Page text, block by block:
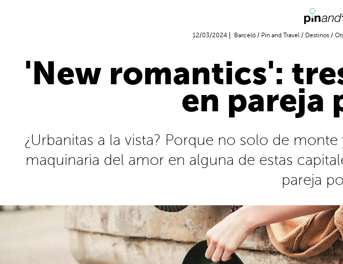
12/03/2024 Barceló / Pin and Travel / Destinos /
'New romantics':
en pareja
¿Urbanitas a la vista? Porque no solo de
maquinaria del amor en alguna de estas
pareja